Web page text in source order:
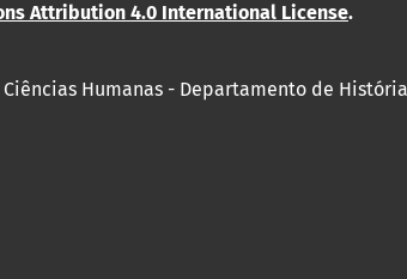
Attribution 4.0 International License.
Humanas - Departamento de História